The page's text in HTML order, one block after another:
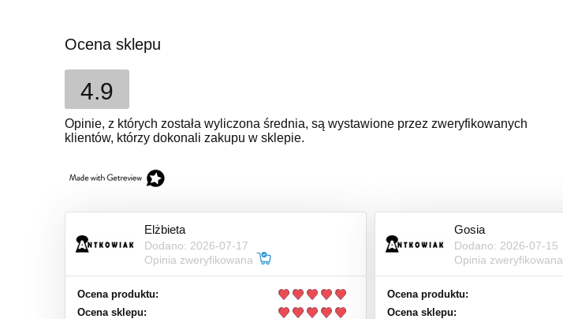
Ocena sklepu
4.9
Opinie, z których została wyliczona średnia, są wystawione przez zweryfikowanych
klientów, którzy dokonali zakupu w sklepie.
Elżbieta
Dodano: 2026-07-17
Opinia zweryfikowana
Ocena produktu:
Ocena sklepu:
Gosia
Dodano: 2026-07-15
Opinia zweryfikowana
Ocena produktu:
Ocena sklepu: